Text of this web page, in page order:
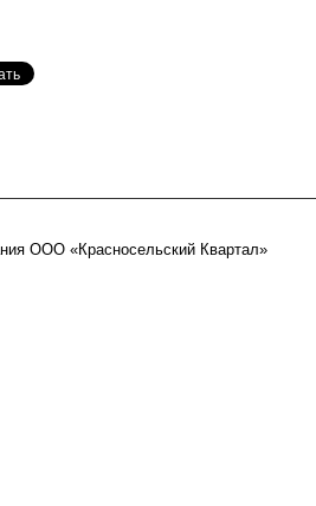
ООО «Красносельский Квартал»